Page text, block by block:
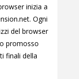
inizia a
Ogni
del browser
promosso
finali della